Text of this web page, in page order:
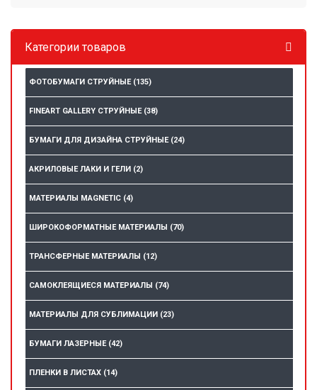
Категории товаров
ФОТОБУМАГИ СТРУЙНЫЕ (135)
FINEART GALLERY СТРУЙНЫЕ (38)
БУМАГИ ДЛЯ ДИЗАЙНА СТРУЙНЫЕ (24)
АКРИЛОВЫЕ ЛАКИ И ГЕЛИ (2)
МАТЕРИАЛЫ MAGNETIC (4)
ШИРОКОФОРМАТНЫЕ МАТЕРИАЛЫ (70)
ТРАНСФЕРНЫЕ МАТЕРИАЛЫ (12)
САМОКЛЕЯЩИЕСЯ МАТЕРИАЛЫ (74)
МАТЕРИАЛЫ ДЛЯ СУБЛИМАЦИИ (23)
БУМАГИ ЛАЗЕРНЫЕ (42)
ПЛЕНКИ В ЛИСТАХ (14)